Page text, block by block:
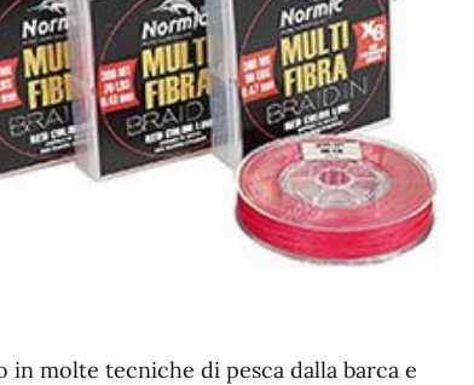
molte tecniche di pesca dalla barca e